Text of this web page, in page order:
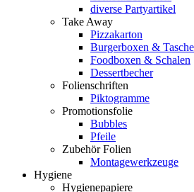
diverse Partyartikel
Take Away
Pizzakarton
Burgerboxen &
Foodboxen & Schalen
Dessertbecher
Folienschriften
Piktogramme
Promotionsfolie
Bubbles
Pfeile
Zubehör Folien
Montagewerkzeuge
Hygiene
Hygienepapiere